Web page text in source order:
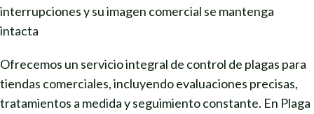
interrupciones y su imagen comercial se mantenga
intacta
Ofrecemos un servicio integral de control de plagas para
tiendas comerciales, incluyendo evaluaciones precisas,
tratamientos a medida y seguimiento constante. En Plaga